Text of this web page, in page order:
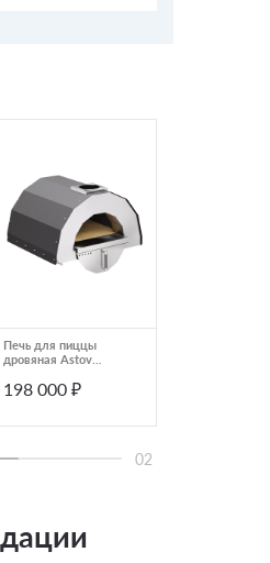
Печь для пиццы
дровяная Astov
подставки
198 000 ₽
02